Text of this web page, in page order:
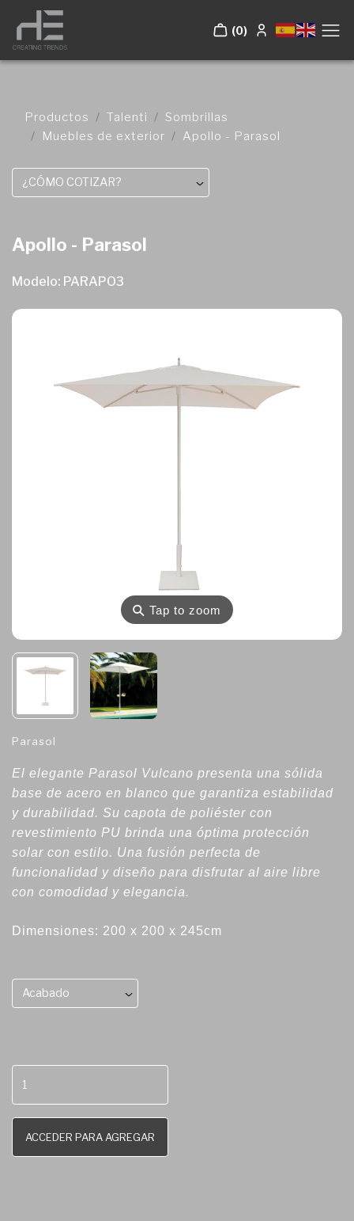
(0)
Productos Talenti
Sombrillas
Muebles de exterior
Apollo - Parasol
¿CÓMO COTIZAR?
Apollo - Parasol
Modelo: PARAPO3
⚲Tap to zoom
Parasol
El elegante Parasol Vulcano presenta una sólida
base de acero en blanco que garantiza estabilidad
y durabilidad. Su capota de poliéster con
revestimiento PU brinda una óptima protección
solar con estilo. Una fusión perfecta de
funcionalidad y diseño para disfrutar al aire libre
con comodidad y elegancia.
Dimensiones: 200 x 200 x 245cm
Acabado
ACCEDER PARA AGREGAR